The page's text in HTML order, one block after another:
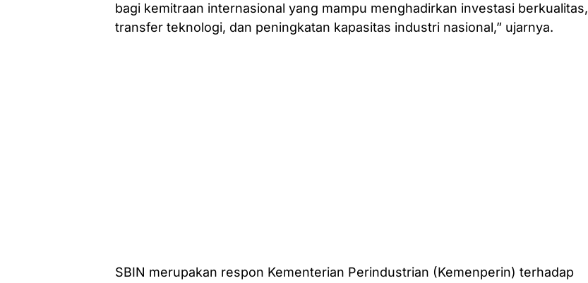
bagi kemitraan internasional yang mampu menghadirkan investasi berkualitas,
transfer teknologi, dan peningkatan kapasitas industri nasional,” ujarnya.
SBIN merupakan respon Kementerian Perindustrian (Kemenperin) terhadap